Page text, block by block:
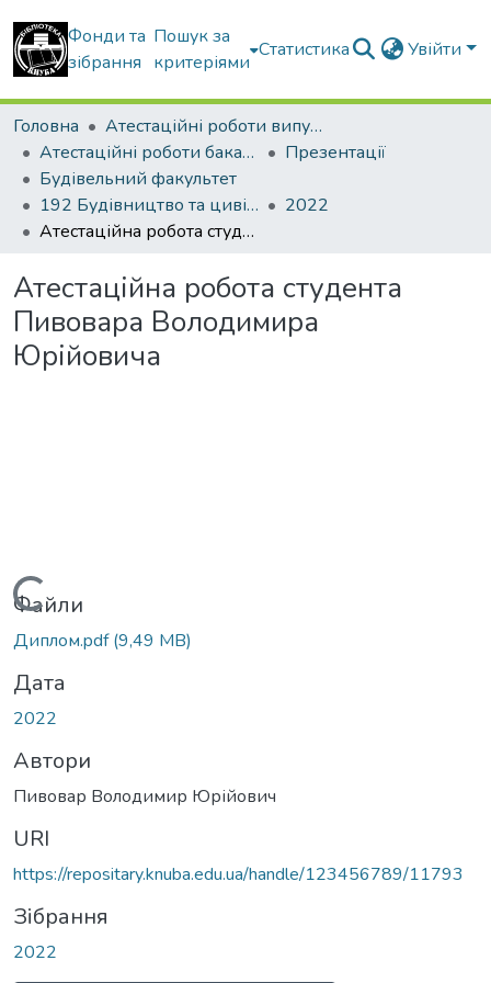
Фонди та
зібрання
Пошук за
критеріями
Статистика Увійти
Головна
Атестаційні роботи випускників
Атестаційні роботи бакалаврів
Презентації
Будівельний факультет
192 Будівництво та цивільна інженерія. Промислове і цивільне будівництво
2022
Атестаційна робота студента Пивовара Володимира Юрійовича
Атестаційна робота студента
Пивовара Володимира
Юрійовича
Вантажиться...
Файли
Диплом.pdf(9,49 MB)
Дата
2022
Автори
Пивовар Володимир Юрійович
URI
https://repositary.knuba.edu.ua/handle/123456789/11793
Зібрання
2022